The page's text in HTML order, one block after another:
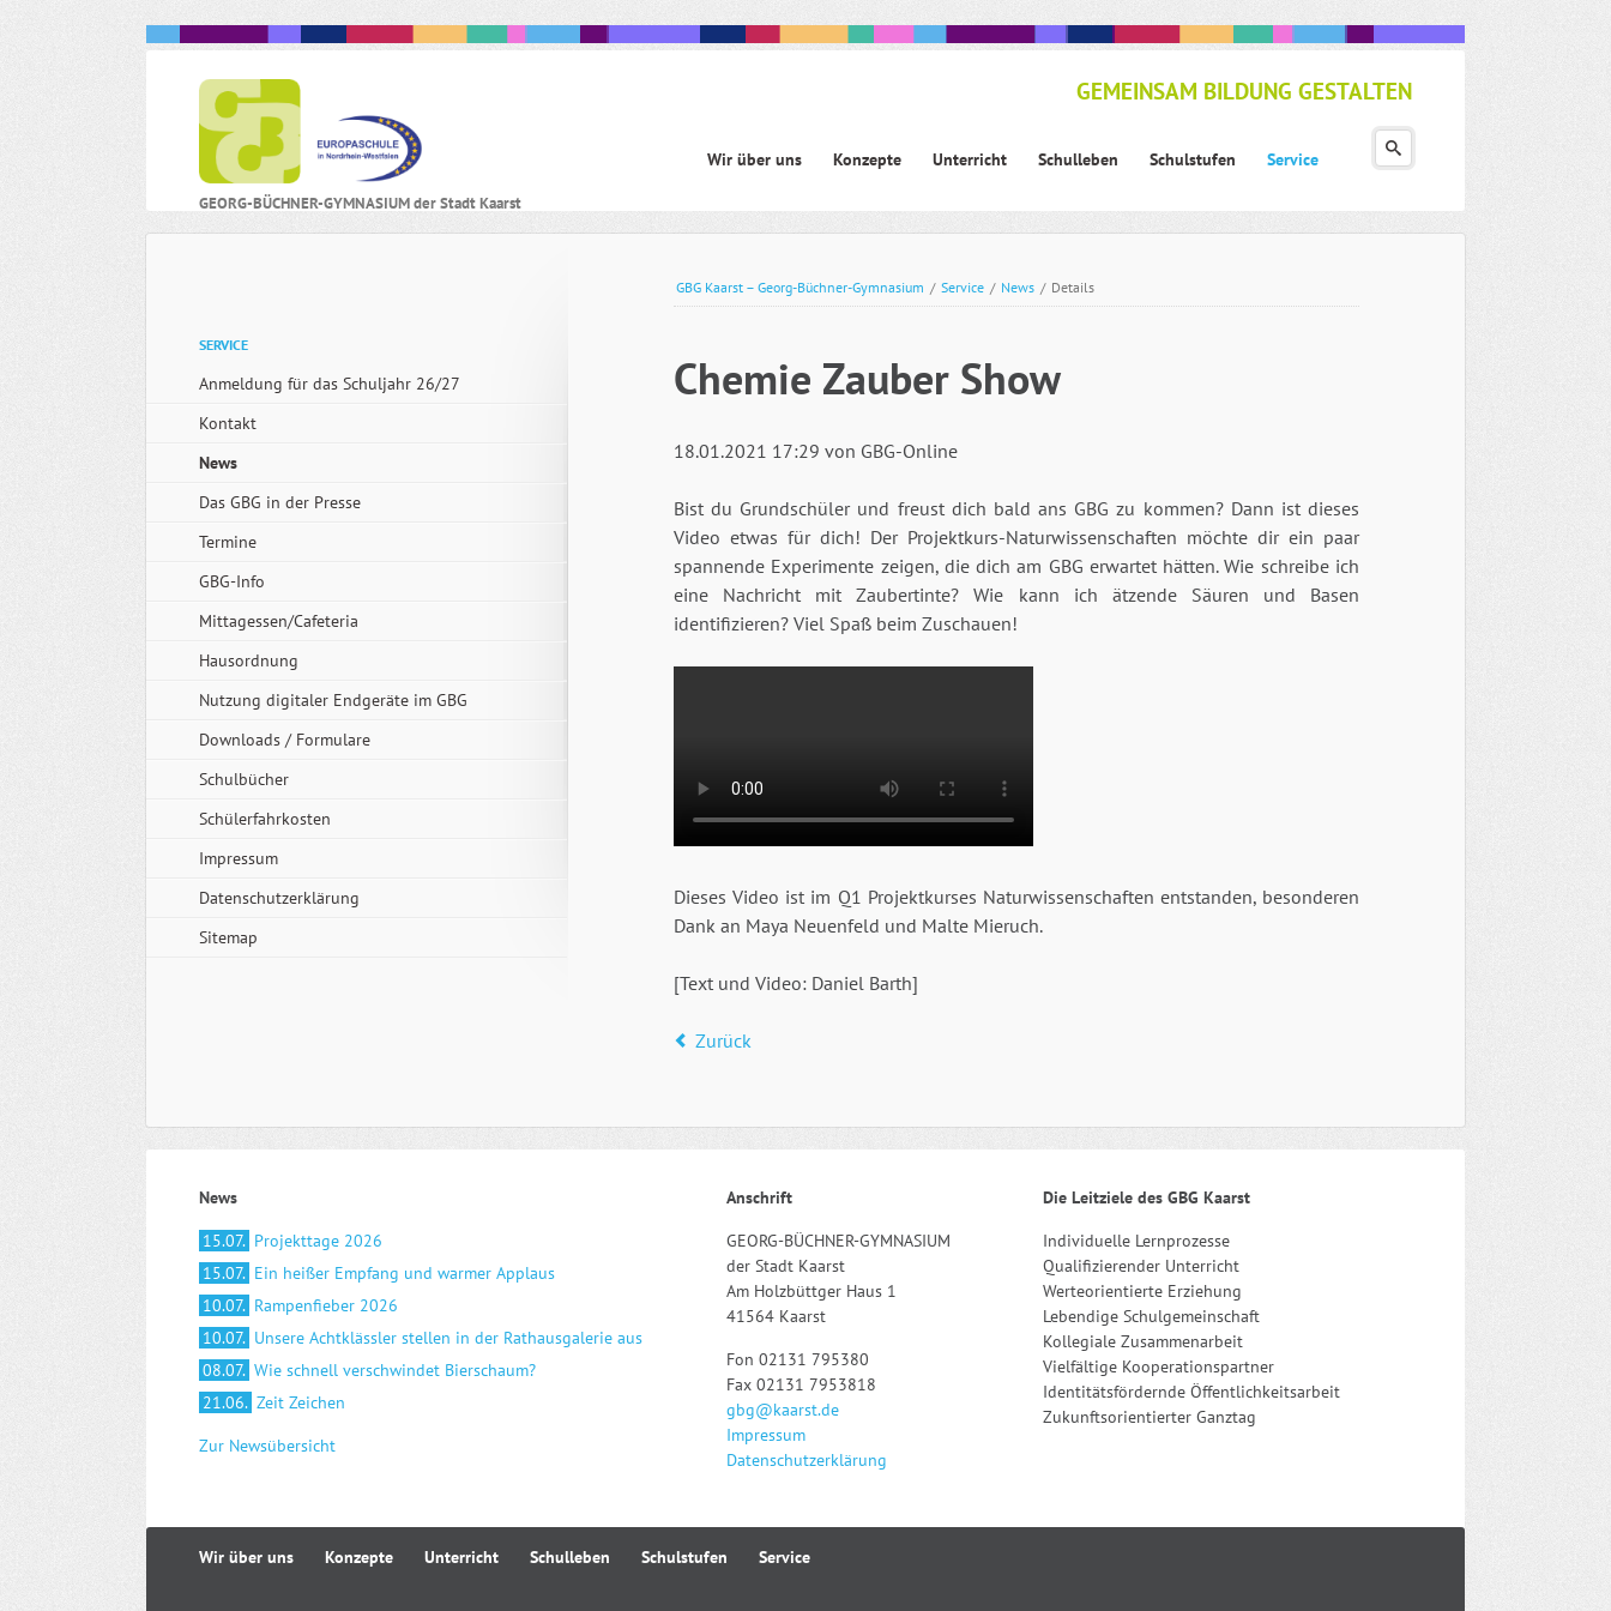
GEORG-BÜCHNER-GYMNASIUM der Stadt Kaarst
Navigation
Wir über uns Konzepte Unterricht Schulleben Schulstufen Service
Navigation
GEMEINSAM BILDUNG GESTALTEN
GBG Kaarst – Georg-Büchner-Gymnasium / Service / News / Details
Chemie Zauber Show
18.01.2021 17:29 von GBG-Online
Bist du Grundschüler und freust dich bald ans GBG zu kommen? Dann ist dieses
Video etwas für dich! Der Projektkurs-Naturwissenschaften möchte dir ein paar
spannende Experimente zeigen, die dich am GBG erwartet hätten. Wie schreibe ich
eine Nachricht mit Zaubertinte? Wie kann ich ätzende Säuren und Basen
identifizieren? Viel Spaß beim Zuschauen!
Dieses Video ist im Q1 Projektkurses Naturwissenschaften entstanden, besonderen
Dank an Maya Neuenfeld und Malte Mieruch.
[Text und Video: Daniel Barth]
Zurück
Navigation
SERVICE
Anmeldung für das Schuljahr 26/27
Kontakt
News
Das GBG in der Presse
Termine
GBG-Info
Mittagessen/Cafeteria
Hausordnung
Nutzung digitaler Endgeräte im GBG
Downloads / Formulare
Schulbücher
Schülerfahrkosten
Impressum
Datenschutzerklärung
Sitemap
News
15.07. Projekttage 2026
15.07. Ein heißer Empfang und warmer Applaus
10.07. Rampenfieber 2026
10.07. Unsere Achtklässler stellen in der Rathausgalerie aus
08.07. Wie schnell verschwindet Bierschaum?
21.06. Zeit Zeichen
Zur Newsübersicht
Anschrift
GEORG-BÜCHNER-GYMNASIUM
der Stadt Kaarst
Am Holzbüttger Haus 1
41564 Kaarst
Fon 02131 795380
Fax 02131 7953818
gbg@kaarst.de
Impressum
Datenschutzerklärung
Die Leitziele des GBG Kaarst
Individuelle Lernprozesse
Qualifizierender Unterricht
Werteorientierte Erziehung
Lebendige Schulgemeinschaft
Kollegiale Zusammenarbeit
Vielfältige Kooperationspartner
Identitätsfördernde Öffentlichkeitsarbeit
Zukunftsorientierter Ganztag
Navigation
Wir über uns Konzepte Unterricht Schulleben Schulstufen Service